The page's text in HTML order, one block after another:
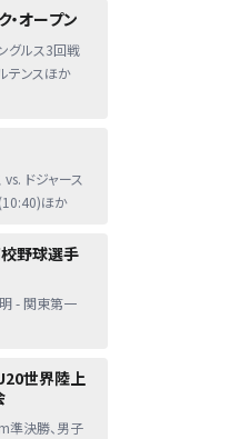
・オープン
グルス3回戦
テンスほか
vs. ドジャース
ほか
野球選手
- 関東第一
世界陸上
準決勝、男子